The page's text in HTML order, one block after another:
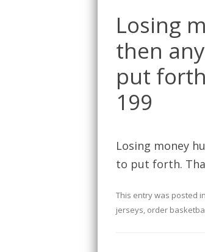
Losing
then
put
199
Losing money
to put forth.
This entry was posted in
jerseys, order